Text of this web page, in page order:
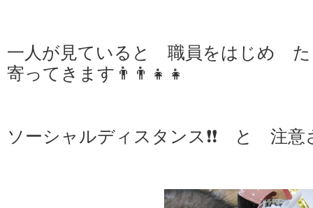
一人が見ていると 職員をはじめ
寄ってきます👨‍👨‍👧‍👧
ソーシャルディスタンス❗❗ と 注